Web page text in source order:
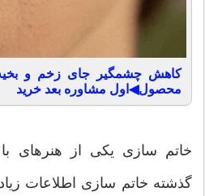
محصول◀اول مشاوره بعد خرید
خاتم سازی یکی از هنرهای
گذشته خاتم سازی اطلاعات